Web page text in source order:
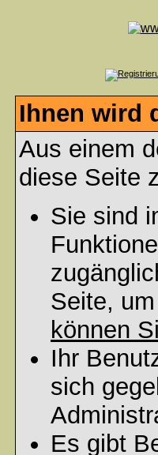
Ihnen wird
Aus einem
diese Seite
Sie sind
Seite,
können
Ihr
sich
Es gibt